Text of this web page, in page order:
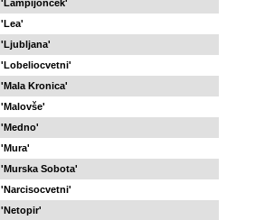
'Lampijonček'
'Lea'
'Ljubljana'
'Lobeliocvetni'
'Mala Kronica'
'Malovše'
'Medno'
'Mura'
'Murska Sobota'
'Narcisocvetni'
'Netopir'